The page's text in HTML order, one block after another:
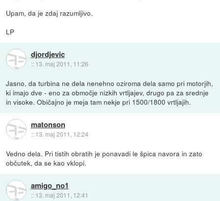
Upam, da je zdaj razumljivo.
LP
djordjevic
:: 13. maj 2011, 11:26
Jasno, da turbina ne dela nenehno oziroma dela samo pri motorjih,
ki imajo dve - eno za območje nizkih vrtljajev, drugo pa za srednje
in visoke. Običajno je meja tam nekje pri 1500/1800 vrtljajih.
matonson
:: 13. maj 2011, 12:24
Vedno dela. Pri tistih obratih je ponavadi le špica navora in zato
občutek, da se kao vklopi.
amigo_no1
:: 13. maj 2011, 12:41